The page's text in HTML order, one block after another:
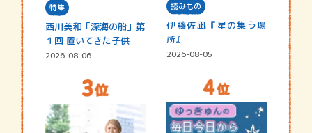
特集
西川美和「深海の船」第
１回 置いてきた子供
2026-08-06
読みもの
伊藤佐凪『星の集う場
所』
2026-08-05